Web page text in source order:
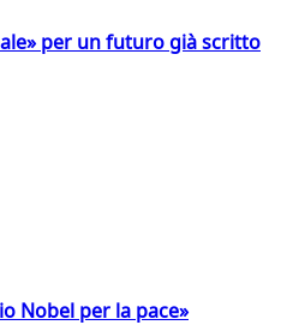
per un futuro già scritto
Nobel per la pace»